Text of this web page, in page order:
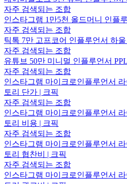
자주 검색되는 조합
인스타그램 1만5천 올드머니 인플
자주 검색되는 조합
틱톡 7만 고프코어 인플루언서 하
자주 검색되는 조합
유튜브 50만 미니멀 인플루언서
자주 검색되는 조합
인스타그램 마이크로인플루언서
토리 단가 | 크픽
자주 검색되는 조합
인스타그램 마이크로인플루언서
토리 비용 | 크픽
자주 검색되는 조합
인스타그램 마이크로인플루언서
토리 협찬비 | 크픽
자주 검색되는 조합
인스타그램 마이크로인플루언서